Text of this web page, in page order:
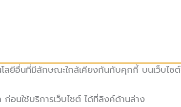
ลยีอื่นที่มีลักษณะใกล้เคียงกันกับคุกกี้ บนเว็บไซต์
อนใช้บริการเว็บไซต์ ได้ที่ลิงค์ด้านล่าง